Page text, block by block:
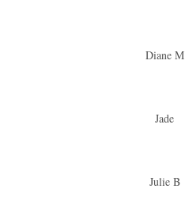
Diane M
Jade
Julie B